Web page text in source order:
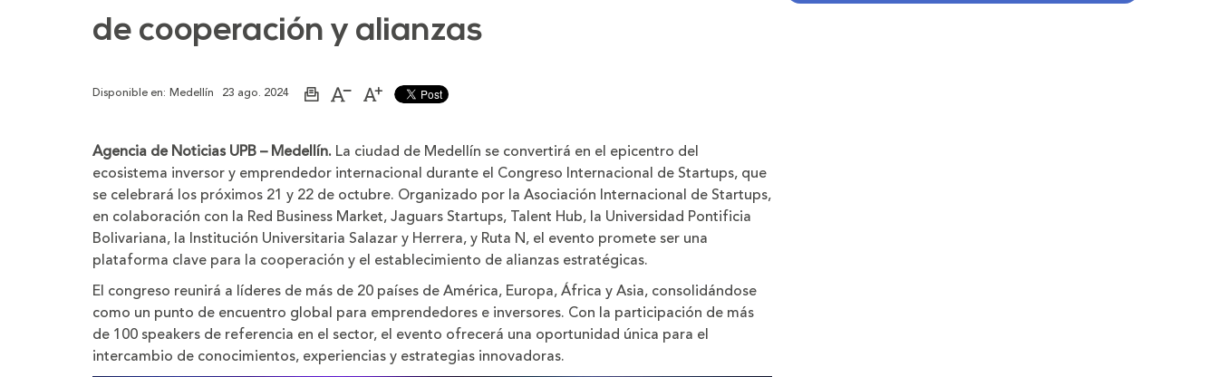
de cooperación y alianzas
Disponible en: Medellín 23 ago. 2024
ImprimirAumentar
la
Disminuir
la
letra
Agencia de Noticias UPB – Medellín. La ciudad de Medellín se convertirá en el epicentro del
ecosistema inversor y emprendedor internacional durante el Congreso Internacional de Startups, que
se celebrará los próximos 21 y 22 de octubre. Organizado por la Asociación Internacional de Startups,
en colaboración con la Red Business Market, Jaguars Startups, Talent Hub, la Universidad Pontificia
Bolivariana, la Institución Universitaria Salazar y Herrera, y Ruta N, el evento promete ser una
plataforma clave para la cooperación y el establecimiento de alianzas estratégicas.
El congreso reunirá a líderes de más de 20 países de América, Europa, África y Asia, consolidándose
como un punto de encuentro global para emprendedores e inversores. Con la participación de más
de 100 speakers de referencia en el sector, el evento ofrecerá una oportunidad única para el
intercambio de conocimientos, experiencias y estrategias innovadoras.